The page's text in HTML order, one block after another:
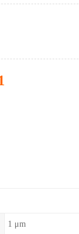
1 μm